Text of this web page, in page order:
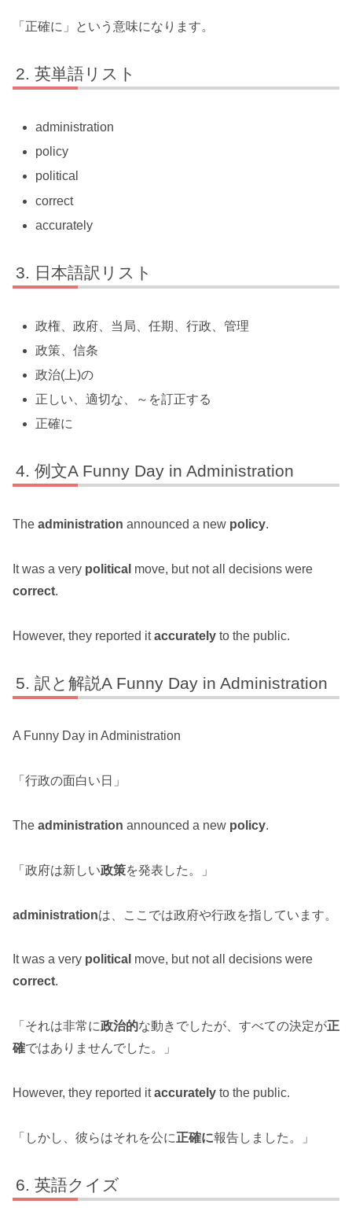
「正確に」という意味になります。
英単語リスト
administration
policy
political
correct
accurately
日本語訳リスト
政権、政府、当局、任期、行政、管理
政策、信条
政治(上)の
正しい、適切な、～を訂正する
正確に
例文A Funny Day in Administration
The administration announced a new policy.
It was a very political move, but not all decisions were
correct.
However, they reported itaccurately to the public.
訳と解説A Funny Day in Administration
A Funny Day in Administration
「行政の面白い日」
The administration announced a new policy.
「政府は新しい政策を発表した。」
administrationは、ここでは政府や行政を指しています。
It was a very political move, but not all decisions were
correct.
「それは非常に政治的な動きでしたが、すべての決定が正
確ではありませんでした。」
However, they reported itaccurately to the public.
「しかし、彼らはそれを公に正確に報告しました。」
英語クイズ